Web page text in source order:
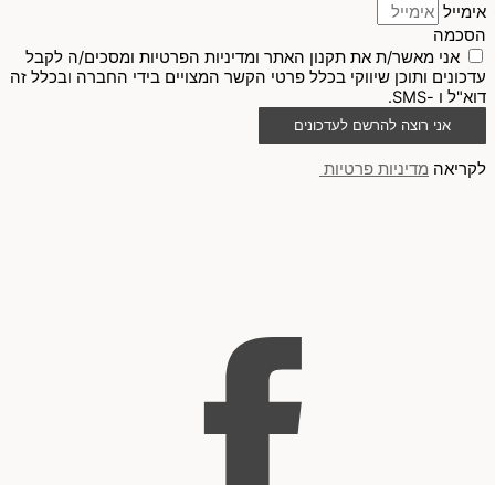
אימייל
הסכמה
אני מאשר/ת את תקנון האתר ומדיניות הפרטיות ומסכים/ה לקבל
עדכונים ותוכן שיווקי בכלל פרטי הקשר המצויים בידי החברה ובכלל זה
דוא"ל ו -SMS.
אני רוצה להרשם לעדכונים
לקריאה מדיניות פרטיות